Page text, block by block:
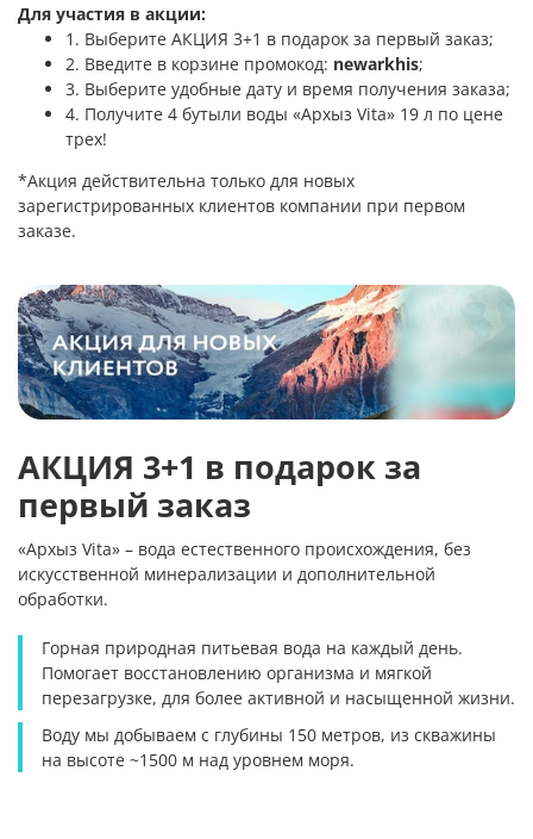
Для участия в акции:
1. Выберите АКЦИЯ 3+1 в подарок за первый заказ;
2. Введите в корзине промокод: newarkhis;
3. Выберите удобные дату и время получения заказа;
4. Получите 4 бутыли воды «Архыз Vita» 19 л по цене
трех!
*Акция действительна только для новых
зарегистрированных клиентов компании при первом
заказе.
АКЦИЯ 3+1 в подарок за
первый заказ
«Архыз Vita» – вода естественного происхождения, без
искусственной минерализации и дополнительной
обработки.
Горная природная питьевая вода на каждый день.
Помогает восстановлению организма и мягкой
перезагрузке, для более активной и насыщенной жизни.
Воду мы добываем с глубины 150 метров, из скважины
на высоте ~1500 м над уровнем моря.